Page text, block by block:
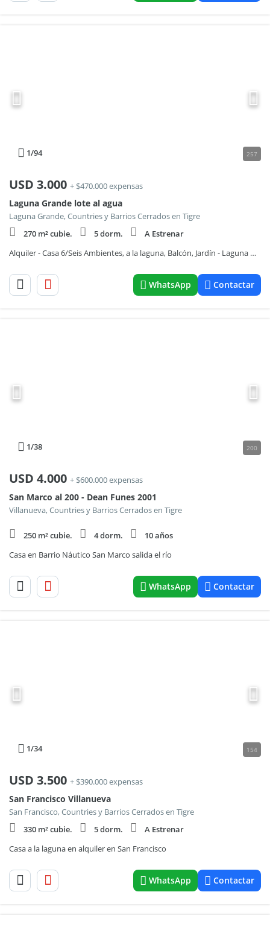
1/94 257
USD 3.000 + $470.000 expensas
Laguna Grande lote al agua
Laguna Grande, Countries y Barrios Cerrados en Tigre
270 m² cubie.
5 dorm.
A Estrenar
Alquiler - Casa 6/Seis Ambientes, a la laguna, Balcón, Jardín - Laguna Grande, Villanueva
WhatsApp Contactar
1/38 200
USD 4.000 + $600.000 expensas
San Marco al 200 - Dean Funes 2001
Villanueva, Countries y Barrios Cerrados en Tigre
250 m² cubie. 4 dorm.
10 años
Casa en Barrio Náutico San Marco salida el río
WhatsApp Contactar
1/34 154
USD 3.500 + $390.000 expensas
San Francisco Villanueva
San Francisco, Countries y Barrios Cerrados en Tigre
330 m² cubie.
5 dorm.
A Estrenar
Casa a la laguna en alquiler en San Francisco
WhatsApp Contactar